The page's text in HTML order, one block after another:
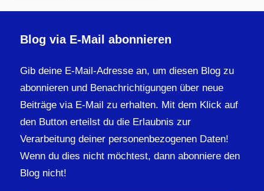
Blog via E-Mail abonnieren
Gib deine E-Mail-Adresse an, um diesen Blog zu
abonnieren und Benachrichtigungen über neue
Beiträge via E-Mail zu erhalten. Mit dem Klick auf
den Button erteilst du die Erlaubnis zur
Verarbeitung deiner personenbezogenen Daten!
Wenn du dies nicht möchtest, dann abonniere den
Blog nicht!